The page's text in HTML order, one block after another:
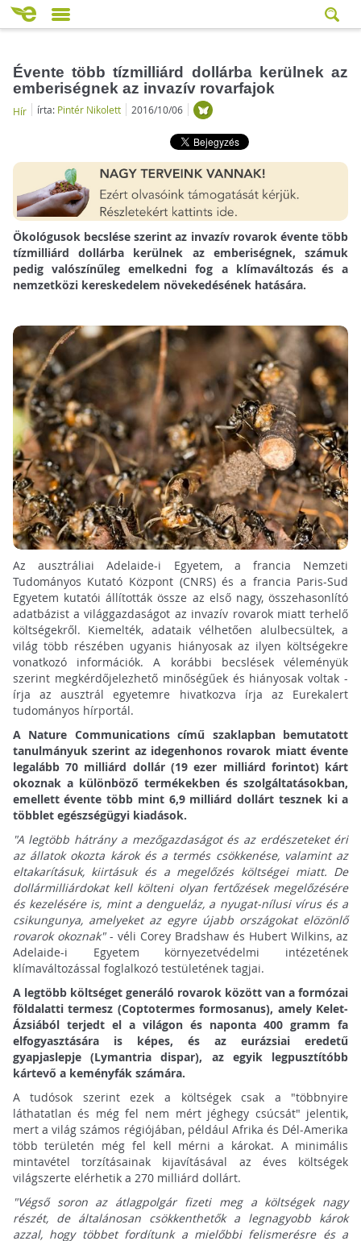
Évente több tízmilliárd dollárba kerülnek az
emberiségnek az invazív rovarfajok
Hír írta: Pintér Nikolett 2016/10/06
Ökológusok becslése szerint az invazív rovarok évente több
tízmilliárd dollárba kerülnek az emberiségnek, számuk
pedig valószínűleg emelkedni fog a klímaváltozás és a
nemzetközi kereskedelem növekedésének hatására.
Az ausztráliai Adelaide-i Egyetem, a francia Nemzeti
Tudományos Kutató Központ (CNRS) és a francia Paris-Sud
Egyetem kutatói állították össze az első nagy, összehasonlító
adatbázist a világgazdaságot az invazív rovarok miatt terhelő
költségekről. Kiemelték, adataik vélhetően alulbecsültek, a
világ több részében ugyanis hiányosak az ilyen költségekre
vonatkozó információk. A korábbi becslések véleményük
szerint megkérdőjelezhető minőségűek és hiányosak voltak -
írja az ausztrál egyetemre hivatkozva írja az Eurekalert
tudományos hírportál.
A Nature Communications című szaklapban bemutatott
tanulmányuk szerint az idegenhonos rovarok miatt évente
legalább 70 milliárd dollár (19 ezer milliárd forintot) kárt
okoznak a különböző termékekben és szolgáltatásokban,
emellett évente több mint 6,9 milliárd dollárt tesznek ki a
többlet egészségügyi kiadások.
"A legtöbb hátrány a mezőgazdaságot és az erdészeteket éri
az állatok okozta károk és a termés csökkenése, valamint az
eltakarításuk, kiirtásuk és a megelőzés költségei miatt. De
dollármilliárdokat kell költeni olyan fertőzések megelőzésére
és kezelésére is, mint a dengueláz, a nyugat-nílusi vírus és a
csikungunya, amelyeket az egyre újabb országokat elözönlő
rovarok okoznak"- véli Corey Bradshaw és Hubert Wilkins, az
Adelaide-i Egyetem környezetvédelmi intézetének
klímaváltozással foglalkozó testületének tagjai.
A legtöbb költséget generáló rovarok között van a formózai
földalatti termesz (Coptotermes formosanus), amely Kelet-
Ázsiából terjedt el a világon és naponta 400 gramm fa
elfogyasztására is képes, és az eurázsiai eredetű
gyapjaslepje (Lymantria dispar), az egyik legpusztítóbb
kártevő a keményfák számára.
A tudósok szerint ezek a költségek csak a "többnyire
láthatatlan és még fel nem mért jéghegy csúcsát" jelentik,
mert a világ számos régiójában, például Afrika és Dél-Amerika
több területén még fel kell mérni a károkat. A minimális
mintavétel torzításainak kijavításával az éves költségek
világszerte elérhetik a 270 milliárd dollárt.
"Végső soron az átlagpolgár fizeti meg a költségek nagy
részét, de általánosan csökkenthetők a legnagyobb károk
azzal, hogy többet fordítunk a mielőbbi felismerésre és a